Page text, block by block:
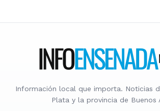
Información local que importa. Noticias
Plata y la provincia de Buenos